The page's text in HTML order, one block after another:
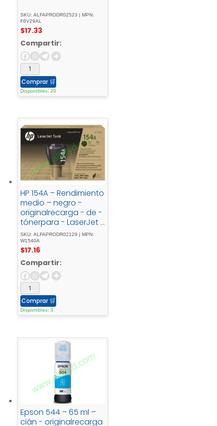
SKU: ALFAPRODR02523 | MPN:
F6V29AL
$17.33
Compartir:
Comprar 🛒
Disponibles: 20
HP 154A – Rendimiento
medio – negro -
originalrecarga - de -
tónerpara - LaserJet -
Tank - MFP - 1602w, -
MFP - 1604w, - MFP -
2602dn, - MFP -
2604sdw, - MFP -
2606dn, - MFP -
2606sdw
SKU: ALFAPRODR02129 | MPN:
W1540A
$17.16
Compartir:
Comprar 🛒
Disponibles: 3
Epson 544 – 65 ml –
cián - originalrecarga